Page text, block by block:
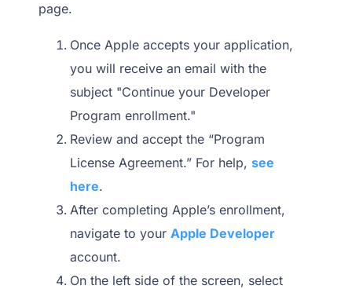
page.
Once Apple accepts your application,
you will receive an email with the
subject "Continue your Developer
Program enrollment."
Review and accept the “Program
License Agreement.” For help, see
here.
After completing Apple’s enrollment,
navigate to your Apple Developer
account.
On the left side of the screen, select